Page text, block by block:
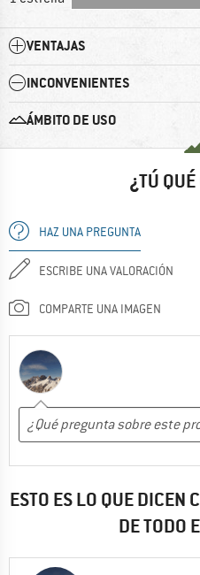
VENTAJAS
INCONVENIENTES
ÁMBITO DE USO
¿TÚ
HAZ UNA PREGUNTA
ESCRIBE UNA VALORACIÓN
COMPARTE UNA IMAGEN
ESTO ES LO QUE DICEN
DE TODO